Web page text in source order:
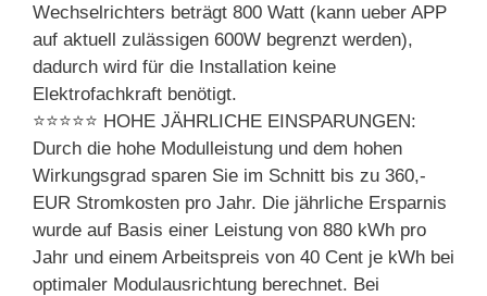
Wechselrichters beträgt 800 Watt (kann ueber APP
auf aktuell zulässigen 600W begrenzt werden),
dadurch wird für die Installation keine
Elektrofachkraft benötigt.
⭐⭐⭐⭐⭐ HOHE JÄHRLICHE EINSPARUNGEN:
Durch die hohe Modulleistung und dem hohen
Wirkungsgrad sparen Sie im Schnitt bis zu 360,-
EUR Stromkosten pro Jahr. Die jährliche Ersparnis
wurde auf Basis einer Leistung von 880 kWh pro
Jahr und einem Arbeitspreis von 40 Cent je kWh bei
optimaler Modulausrichtung berechnet. Bei